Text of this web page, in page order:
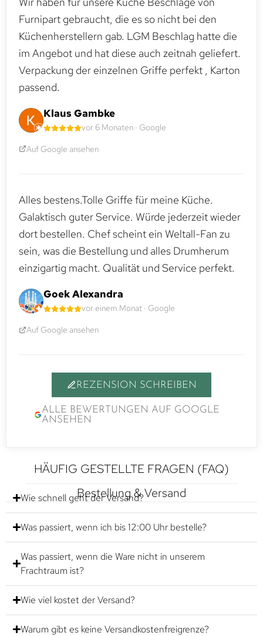
Furnipart gebraucht, die es so nicht bei den
Küchenherstellern gab. LGM Beschlag hatte die
im Angebot und hat diese auch zeitnah geliefert.
Verpackung der einzelnen Griffe perfekt , Karton
passend.
Klaus Gambke
vor 6 Monaten · Google
Auf Google ansehen
Alles bestens.Tolle Griffe für meine Küche.
Galaktisch guter Service. Würde jederzeit wieder
dort bestellen. Chef scheint ein Weltall-Fan zu
sein, was die Bestellung und alles Drumherum
einzigartig macht. Qualität und Service perfekt.
Goek Alexandra
vor einem Monat · Google
Auf Google ansehen
REZENSION SCHREIBEN
ALLE BEWERTUNGEN AUF GOOGLE
ANSEHEN
HÄUFIG GESTELLTE FRAGEN (FAQ)
Bestellung & Versand
Wie schnell geht der Versand?
Was passiert, wenn ich bis 12:00 Uhr bestelle?
Was passiert, wenn die Ware nicht in unserem
Frachtraum ist?
Wie viel kostet der Versand?
Warum gibt es keine Versandkostenfreigrenze?